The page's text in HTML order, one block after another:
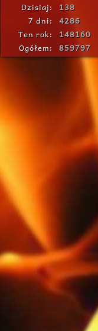
Dzisiaj:
138
7 dni: 4286
Ten rok:
148160
Ogółem: 859797